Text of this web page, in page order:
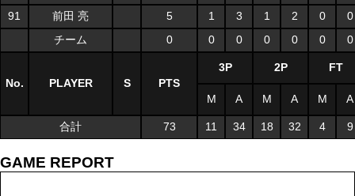
91
前田 亮 5 1 3 1 2 0
0
チーム
0 0 0 0 0 0 0
No. PLAYER S PTS
3P 2P FT
M A M A M A
合計 73 11 34 18 32 4 9
GAME REPORT